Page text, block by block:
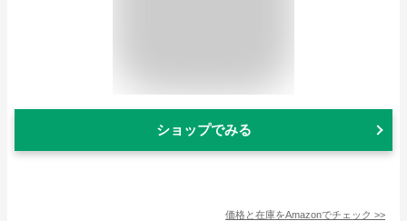
ショップでみる
価格と在庫をAmazonでチェック >>